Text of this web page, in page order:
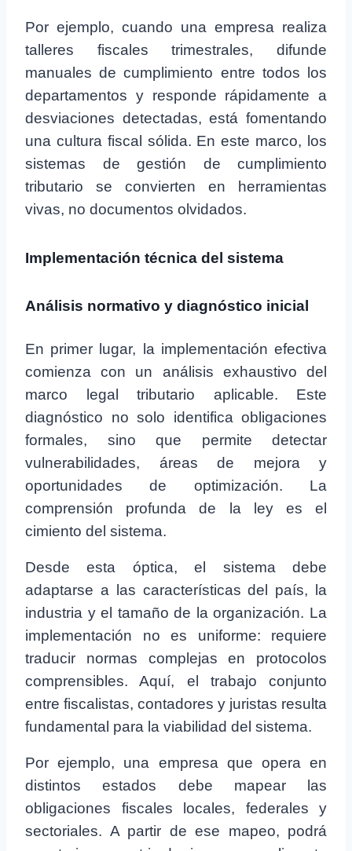
Por ejemplo, cuando una empresa realiza
talleres fiscales trimestrales, difunde
manuales de cumplimiento entre todos los
departamentos y responde rápidamente a
desviaciones detectadas, está fomentando
una cultura fiscal sólida. En este marco, los
sistemas de gestión de cumplimiento
tributario se convierten en herramientas
vivas, no documentos olvidados.
Implementación técnica del sistema
Análisis normativo y diagnóstico inicial
En primer lugar, la implementación efectiva
comienza con un análisis exhaustivo del
marco legal tributario aplicable. Este
diagnóstico no solo identifica obligaciones
formales, sino que permite detectar
vulnerabilidades, áreas de mejora y
oportunidades de optimización. La
comprensión profunda de la ley es el
cimiento del sistema.
Desde esta óptica, el sistema debe
adaptarse a las características del país, la
industria y el tamaño de la organización. La
implementación no es uniforme: requiere
traducir normas complejas en protocolos
comprensibles. Aquí, el trabajo conjunto
entre fiscalistas, contadores y juristas resulta
fundamental para la viabilidad del sistema.
Por ejemplo, una empresa que opera en
distintos estados debe mapear las
obligaciones fiscales locales, federales y
sectoriales. A partir de ese mapeo, podrá